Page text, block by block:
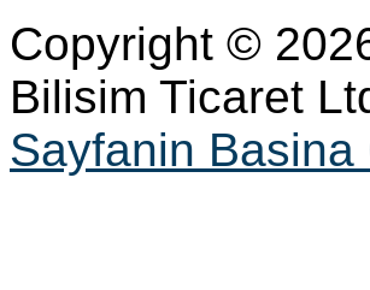
Copyright ©
Bilisim Ticaret
Sayfanin Basina